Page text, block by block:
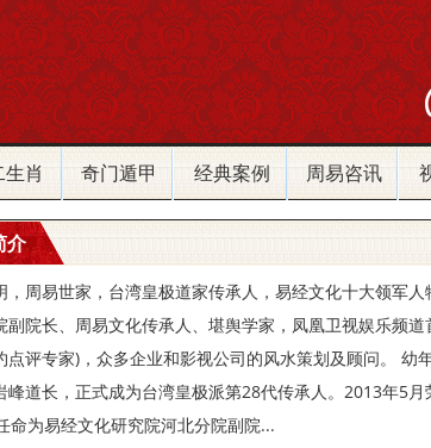
肖 奇门遁甲 经典案例 周易咨讯
介
，周易世家，台湾皇极道家传承人，易经文化十大领军
副院长、周易文化传承人、堪舆学家，凤凰卫视娱乐频
点评专家)，众多企业和影视公司的风水策划及顾问。 幼
峰道长，正式成为台湾皇极派第28代传承人。2013年5
命为易经文化研究院河北分院副院...